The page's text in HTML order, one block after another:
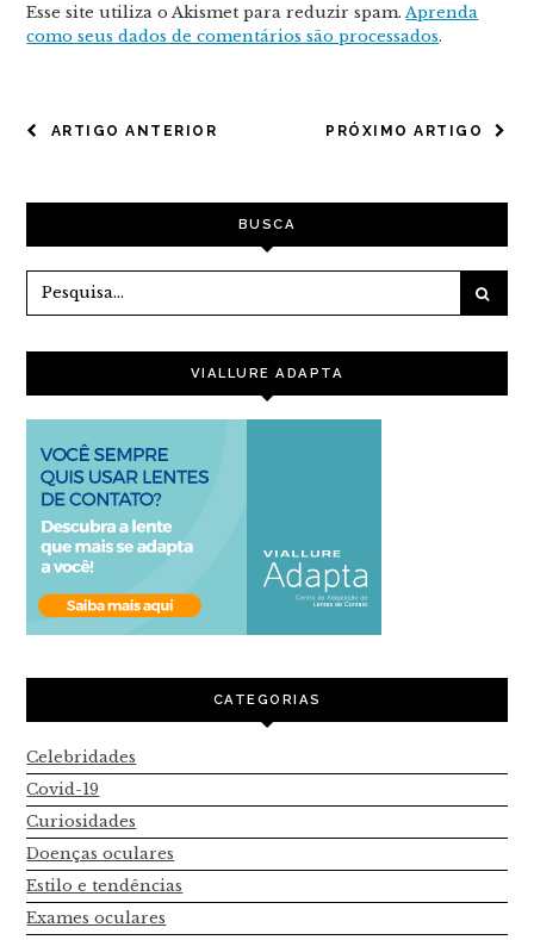
Esse site utiliza o Akismet para reduzir spam.Aprenda
como seus dados de comentários são processados.
NAVEGAÇÃO
POST
PRÓXIMO ARTIGO
ARTIGO ANTERIOR
BUSCA
VIALLURE ADAPTA
CATEGORIAS
Celebridades
Covid-19
Curiosidades
Doenças oculares
Estilo e tendências
Exames oculares